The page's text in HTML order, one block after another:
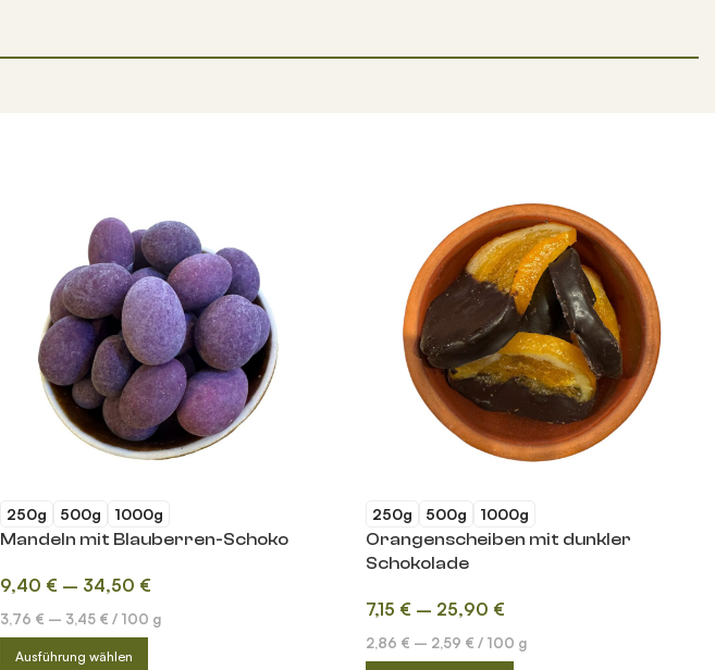
250g 500g 1000g
Mandeln mit Blauberren-Schoko
9,40 € – 34,50 €
3,76 € – 3,45 € / 100 g
Ausführung wählen
250g 500g 1000g
Orangenscheiben mit dunkler
Schokolade
7,15 € – 25,90 €
2,86 € – 2,59 € / 100 g